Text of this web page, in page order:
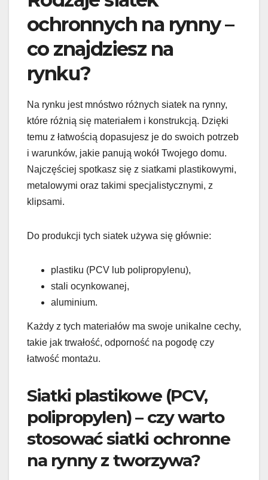
ochronnych na rynny –
co znajdziesz na
rynku?
Na rynku jest mnóstwo różnych siatek na rynny,
które różnią się materiałem i konstrukcją. Dzięki
temu z łatwością dopasujesz je do swoich potrzeb
i warunków, jakie panują wokół Twojego domu.
Najczęściej spotkasz się z siatkami plastikowymi,
metalowymi oraz takimi specjalistycznymi, z
klipsami.
Do produkcji tych siatek używa się głównie:
plastiku (PCV lub polipropylenu),
stali ocynkowanej,
aluminium.
Każdy z tych materiałów ma swoje unikalne cechy,
takie jak trwałość, odporność na pogodę czy
łatwość montażu.
Siatki plastikowe (PCV,
polipropylen) – czy warto
stosować siatki ochronne
na rynny z tworzywa?